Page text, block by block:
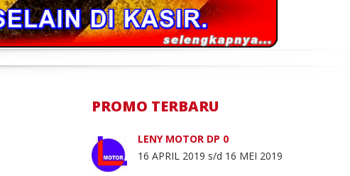
PROMO TERBARU
LENY MOTOR DP 0
16 APRIL 2019 s/d 16 MEI 2019